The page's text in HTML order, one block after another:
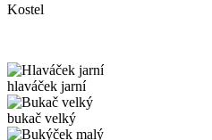
Kostel
hlaváček jarní
bukač velký